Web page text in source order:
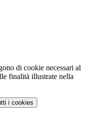
di cookie necessari al
finalità illustrate nella
i cookies